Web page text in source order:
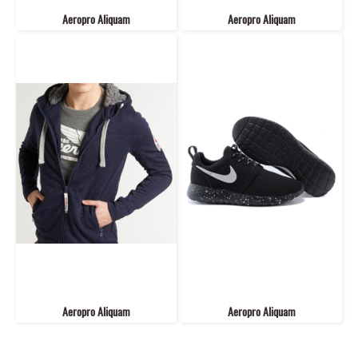
Aeropro Aliquam Aeropro Aliquam
Aeropro Aliquam Aeropro Aliquam